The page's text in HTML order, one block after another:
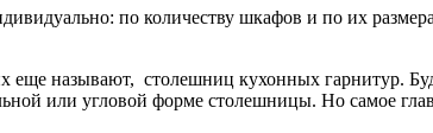
по количеству шкафов и по их
еще называют, столешниц кухонных гарнитур.
или угловой форме столешницы. Но самое